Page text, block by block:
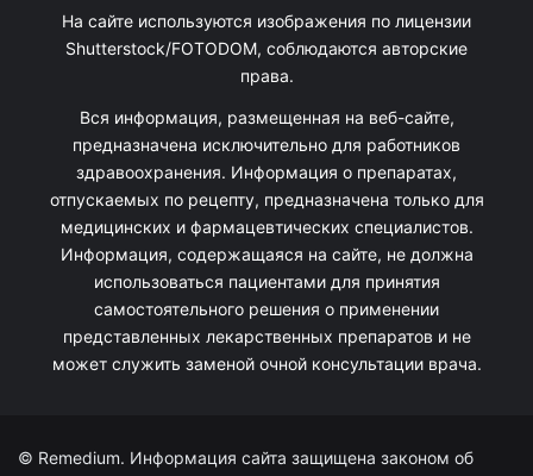
На сайте используются изображения по лицензии
Shutterstock/FOTODOM, соблюдаются авторские
права.
Вся информация, размещенная на веб-сайте,
предназначена исключительно для работников
здравоохранения. Информация о препаратах,
отпускаемых по рецепту, предназначена только для
медицинских и фармацевтических специалистов.
Информация, содержащаяся на сайте, не должна
использоваться пациентами для принятия
самостоятельного решения о применении
представленных лекарственных препаратов и не
может служить заменой очной консультации врача.
© Remedium. Информация сайта защищена законом об